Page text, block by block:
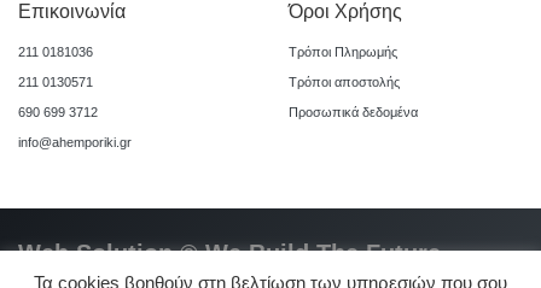
Επικοινωνία
211 0181036
211 0130571
690 699 3712
info@ahemporiki.gr
Όροι Χρήσης
Τρόποι Πληρωμής
Τρόποι αποστολής
Προσωπικά δεδομένα
Web Solution © We Build The Future
Τα cookies βοηθούν στη βελτίωση των υπηρεσιών που σου